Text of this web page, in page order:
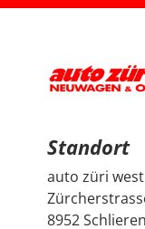
Thema Auto vorhanden ist.
zudem, dass
durchgeführt
länger Ruhe
hat den
freuen uns sehr
bedanken uns
Herrn
den guten
Standort
auto züri west
8952 Schlieren